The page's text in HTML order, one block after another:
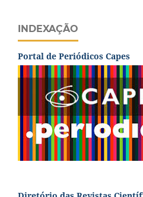
INDEXAÇÃO
Portal de Periódicos Capes